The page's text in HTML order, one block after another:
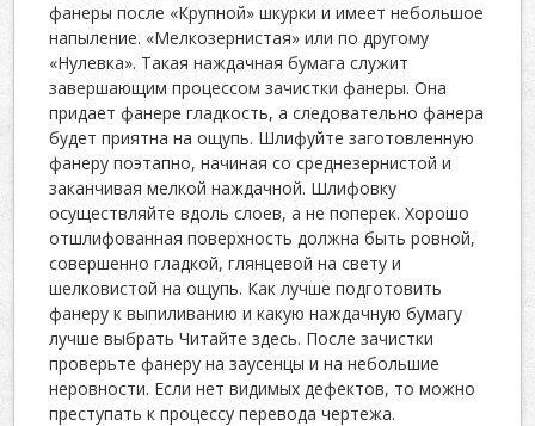
фанеры после «Крупной» шкурки и имеет небольшое
напыление. «Мелкозернистая» или по другому
«Нулевка». Такая наждачная бумага служит
завершающим процессом зачистки фанеры. Она
придает фанере гладкость, а следовательно фанера
будет приятна на ощупь. Шлифуйте заготовленную
фанеру поэтапно, начиная со среднезернистой и
заканчивая мелкой наждачной. Шлифовку
осуществляйте вдоль слоев, а не поперек. Хорошо
отшлифованная поверхность должна быть ровной,
совершенно гладкой, глянцевой на свету и
шелковистой на ощупь. Как лучше подготовить
фанеру к выпиливанию и какую наждачную бумагу
лучше выбрать Читайте здесь. После зачистки
проверьте фанеру на заусенцы и на небольшие
неровности. Если нет видимых дефектов, то можно
преступать к процессу перевода чертежа.